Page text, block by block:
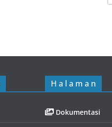
H a l a m a n
Dokumentasi